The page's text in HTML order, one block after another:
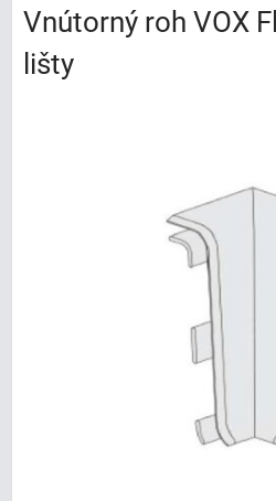
Vnútorný roh VOX
lišty